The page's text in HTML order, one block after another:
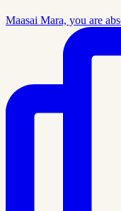
Maasai Mara, you are